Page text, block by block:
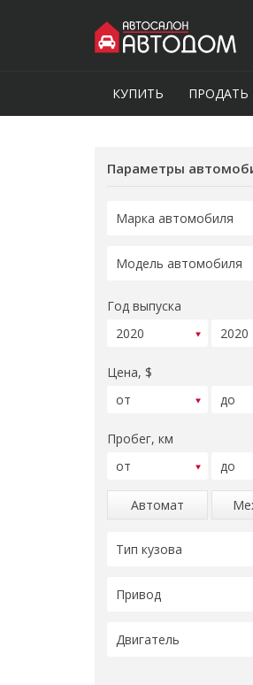
КУПИТЬ ПРОДАТЬ
Параметры
Год выпуска
Цена, $
Пробег, км
Автомат